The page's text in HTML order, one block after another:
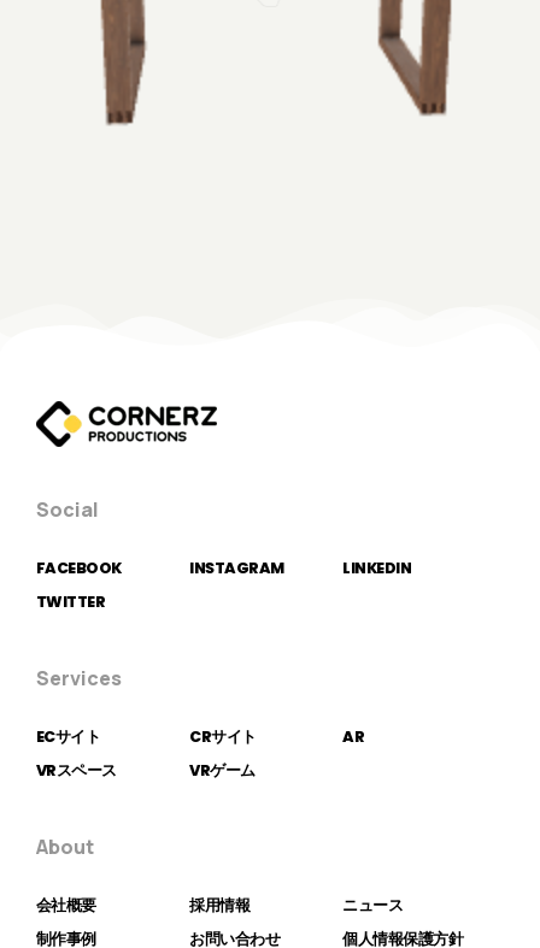
Social
FACEBOOK INSTAGRAM
LINKEDIN
TWITTER
Services
ECサイト CRサイト
AR
VRスペース
VRゲーム
About
会社概要 採用情報
ニュース
制作事例
お問い合わせ 個人情報保護方針